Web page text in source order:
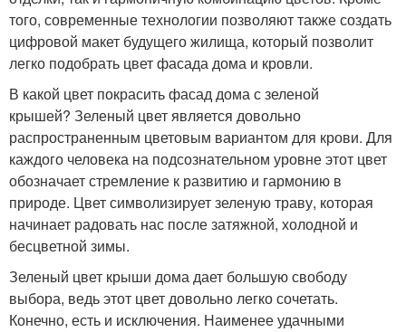
того, современные технологии позволяют также создать
цифровой макет будущего жилища, который позволит
легко подобрать цвет фасада дома и кровли.
В какой цвет покрасить фасад дома с зеленой
крышей? Зеленый цвет является довольно
распространенным цветовым вариантом для крови. Для
каждого человека на подсознательном уровне этот цвет
обозначает стремление к развитию и гармонию в
природе. Цвет символизирует зеленую траву, которая
начинает радовать нас после затяжной, холодной и
бесцветной зимы.
Зеленый цвет крыши дома дает большую свободу
выбора, ведь этот цвет довольно легко сочетать.
Конечно, есть и исключения. Наименее удачными